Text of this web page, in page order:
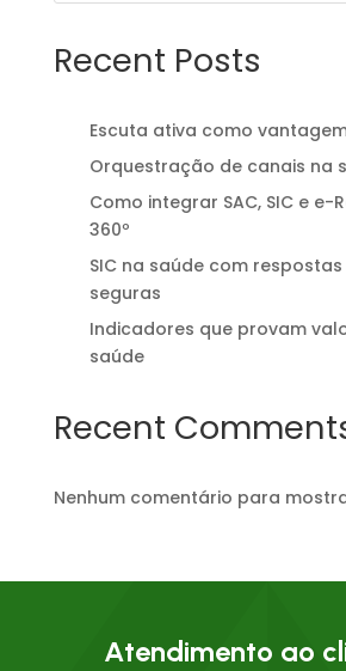
Recent Posts
Escuta ativa como
Orquestração de canais na
Como integrar SAC, SIC e e-
360º
SIC na saúde com
seguras
Indicadores que provam
saúde
Recent
Nenhum comentário para
Atendimento ao